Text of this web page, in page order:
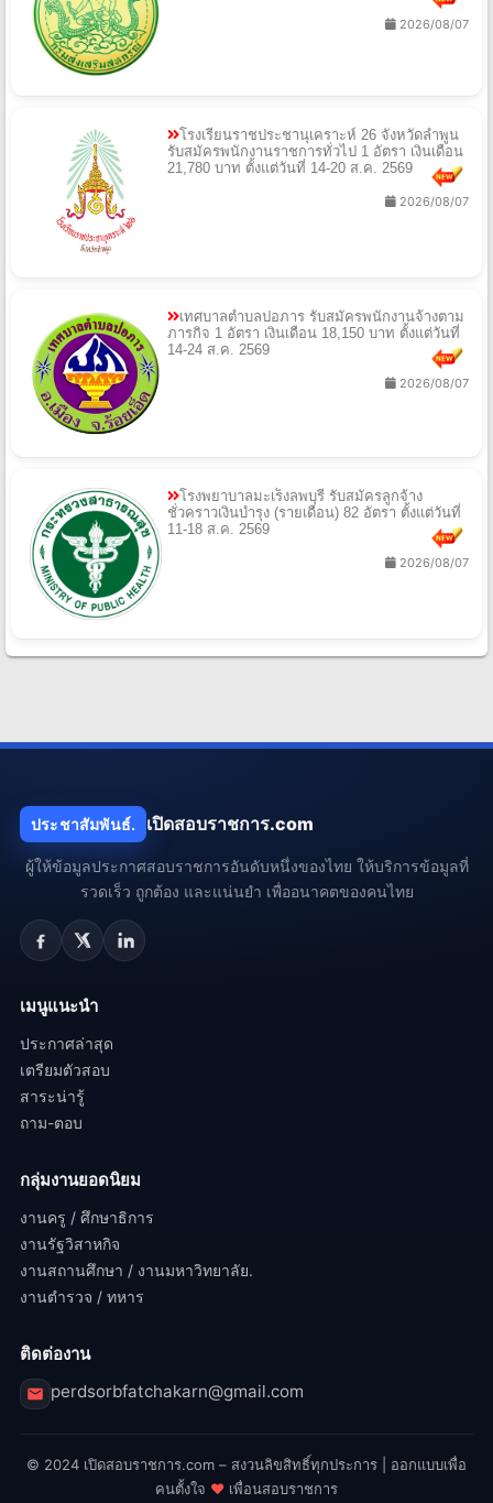
2026/08/07
โรงเรียนราชประชานุเคราะห์ 26 จังหวัดลำพูน
รับสมัครพนักงานราชการทั่วไป 1 อัตรา เงินเดือน
21,780 บาท ตั้งแต่วันที่ 14-20 ส.ค. 2569
2026/08/07
เทศบาลตำบลปอภาร รับสมัครพนักงานจ้างตาม
ภารกิจ 1 อัตรา เงินเดือน 18,150 บาท ตั้งแต่วันที่
14-24 ส.ค. 2569
2026/08/07
โรงพยาบาลมะเร็งลพบุรี รับสมัครลูกจ้าง
ชั่วคราวเงินบำรุง (รายเดือน) 82 อัตรา ตั้งแต่วันที่
11-18 ส.ค. 2569
2026/08/07
ประชาสัมพันธ์. เปิดสอบราชการ.com
ผู้ให้ข้อมูลประกาศสอบราชการอันดับหนึ่งของไทย ให้บริการข้อมูลที่
รวดเร็ว ถูกต้อง และแน่นยำ เพื่ออนาคตของคนไทย
เมนูแนะนำ
ประกาศล่าสุด
เตรียมตัวสอบ
สาระน่ารู้
ถาม-ตอบ
กลุ่มงานยอดนิยม
งานครู / ศึกษาธิการ
งานรัฐวิสาหกิจ
งานสถานศึกษา / งานมหาวิทยาลัย.
งานตำรวจ / ทหาร
ติดต่องาน
perdsorbfatchakarn@gmail.com
© 2024 เปิดสอบราชการ.com – สงวนลิขสิทธิ์ทุกประการ | ออกแบบเพื่อ
คนตั้งใจ ♥ เพื่อนสอบราชการ